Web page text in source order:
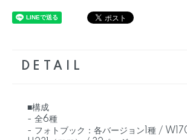
DETAIL
■構成
- 全6種
- フォトブック：各バージョン1種 /